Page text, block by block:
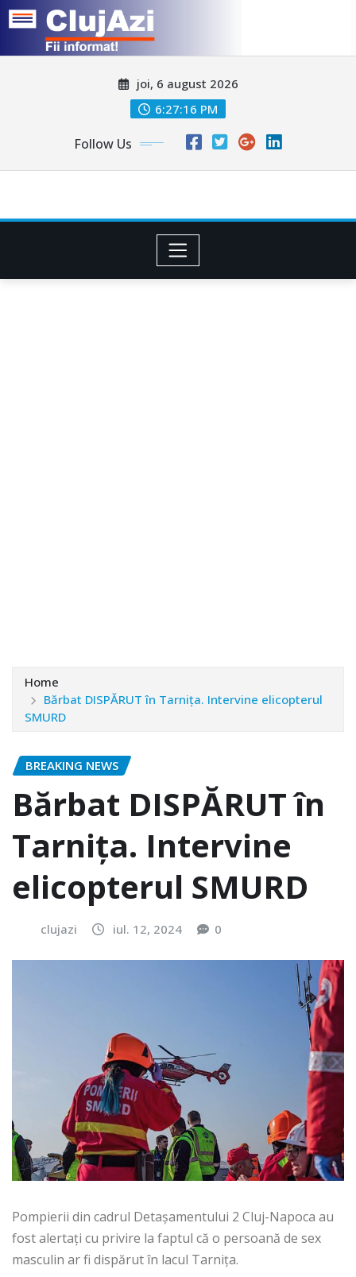
joi, 6 august 2026
6:27:19 PM
Follow Us
Home
Bărbat DISPĂRUT în Tarnița. Intervine elicopterul
SMURD
BREAKING NEWS
Bărbat DISPĂRUT în
Tarnița. Intervine
elicopterul SMURD
clujazi iul. 12, 2024 0
Pompierii din cadrul Detașamentului 2 Cluj-Napoca au
fost alertați cu privire la faptul că o persoană de sex
masculin ar fi dispărut în lacul Tarnița.